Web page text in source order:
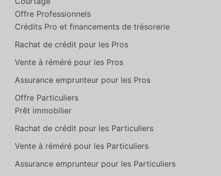
Offre Professionnels
Crédits Pro et financements de trésorerie
Rachat de crédit pour les Pros
Vente à réméré pour les Pros
Assurance emprunteur pour les Pros
Offre Particuliers
Prêt immobilier
Rachat de crédit pour les Particuliers
Vente à réméré pour les Particuliers
Assurance emprunteur pour les Particuliers